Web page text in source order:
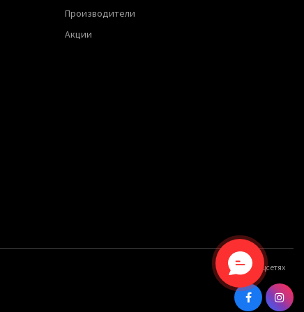
Производители
Акции
Мы в соцсетях